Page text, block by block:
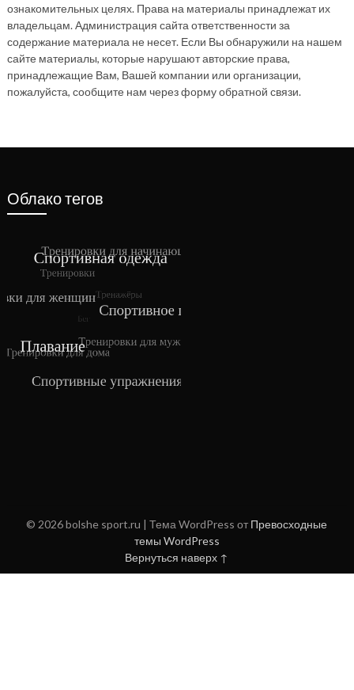
ознакомительных целях. Права на материалы принадлежат их
владельцам. Администрация сайта ответственности за
содержание материала не несет. Если Вы обнаружили на нашем
сайте материалы, которые нарушают авторские права,
принадлежащие Вам, Вашей компании или организации,
пожалуйста, сообщите нам через форму обратной связи.
Облако тегов
© 2026 bolshe sport.ru | Тема WordPress от Превосходные
темы WordPress
Вернуться наверх ↑